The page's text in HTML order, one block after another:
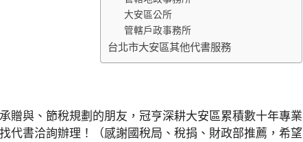
大安區公所
管轄戶政事務所
台北市大安區其他代書服務
贈與、節稅規劃的朋友，冠亨深耕大安區累積數十年專業
代書洽詢辦理！（感謝國稅局、稅捐、財政部推薦，希望